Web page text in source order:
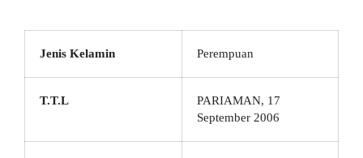
Jenis Kelamin Perempuan
T.T.L
PARIAMAN, 17
September 2006